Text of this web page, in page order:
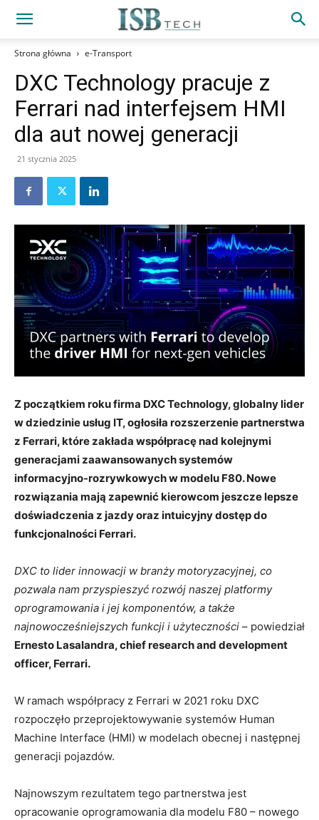
Strona główna e-Transport
DXC Technology pracuje z
Ferrari nad interfejsem HMI
dla aut nowej generacji
21 stycznia 2025
Z początkiem roku firma DXC Technology, globalny lider
w dziedzinie usług IT, ogłosiła rozszerzenie partnerstwa
z Ferrari, które zakłada współpracę nad kolejnymi
generacjami zaawansowanych systemów
informacyjno-rozrywkowych w modelu F80. Nowe
rozwiązania mają zapewnić kierowcom jeszcze lepsze
doświadczenia z jazdy oraz intuicyjny dostęp do
funkcjonalności Ferrari.
DXC to lider innowacji w branży motoryzacyjnej, co
pozwala nam przyspieszyć rozwój naszej platformy
oprogramowania i jej komponentów, a także
najnowocześniejszych funkcji i użyteczności – powiedział
Ernesto Lasalandra,chief research and development
officer, Ferrari.
W ramach współpracy z Ferrari w 2021 roku DXC
rozpoczęło przeprojektowywanie systemów Human
Machine Interface (HMI) w modelach obecnej i następnej
generacji pojazdów.
Najnowszym rezultatem tego partnerstwa jest
opracowanie oprogramowania dla modelu F80 – nowego